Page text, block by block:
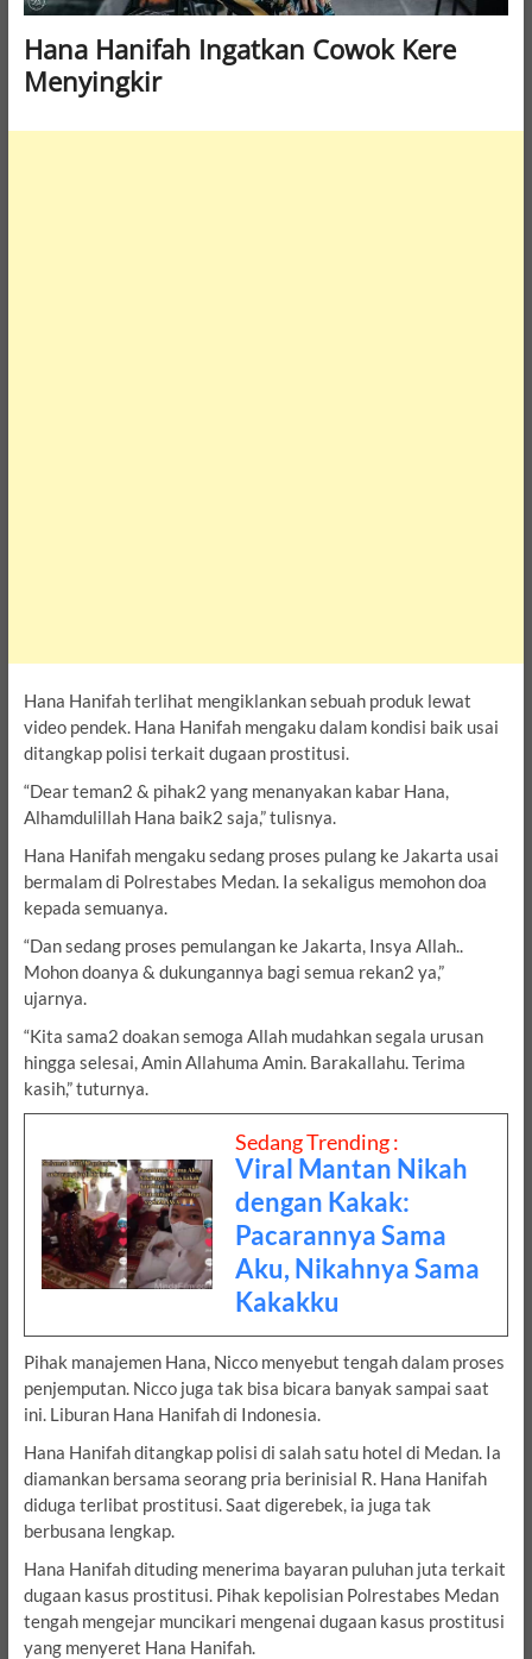
Hana Hanifah Ingatkan Cowok Kere
Menyingkir
Hana Hanifah terlihat mengiklankan sebuah produk lewat
video pendek. Hana Hanifah mengaku dalam kondisi baik usai
ditangkap polisi terkait dugaan prostitusi.
“Dear teman2 & pihak2 yang menanyakan kabar Hana,
Alhamdulillah Hana baik2 saja,” tulisnya.
Hana Hanifah mengaku sedang proses pulang ke Jakarta usai
bermalam di Polrestabes Medan. Ia sekaligus memohon doa
kepada semuanya.
“Dan sedang proses pemulangan ke Jakarta, Insya Allah..
Mohon doanya & dukungannya bagi semua rekan2 ya,”
ujarnya.
“Kita sama2 doakan semoga Allah mudahkan segala urusan
hingga selesai, Amin Allahuma Amin. Barakallahu. Terima
kasih,” tuturnya.
Sedang Trending :
Viral Mantan Nikah
dengan Kakak:
Pacarannya Sama
Aku, Nikahnya Sama
Kakakku
Pihak manajemen Hana, Nicco menyebut tengah dalam proses
penjemputan. Nicco juga tak bisa bicara banyak sampai saat
ini. Liburan Hana Hanifah di Indonesia.
Hana Hanifah ditangkap polisi di salah satu hotel di Medan. Ia
diamankan bersama seorang pria berinisial R. Hana Hanifah
diduga terlibat prostitusi. Saat digerebek, ia juga tak
berbusana lengkap.
Hana Hanifah dituding menerima bayaran puluhan juta terkait
dugaan kasus prostitusi. Pihak kepolisian Polrestabes Medan
tengah mengejar muncikari mengenai dugaan kasus prostitusi
yang menyeret Hana Hanifah.